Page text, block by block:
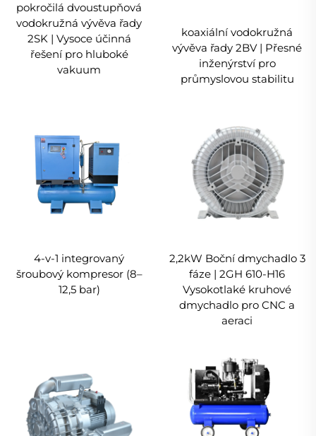
pokročilá dvoustupňová
vodokružná vývěva řady
2SK | Vysoce účinná
řešení pro hluboké
vakuum
koaxiální vodokružná
vývěva řady 2BV | Přesné
inženýrství pro
průmyslovou stabilitu
4-v-1 integrovaný
šroubový kompresor (8–
12,5 bar)
2,2kW Boční dmychadlo 3
fáze | 2GH 610-H16
Vysokotlaké kruhové
dmychadlo pro CNC a
aeraci